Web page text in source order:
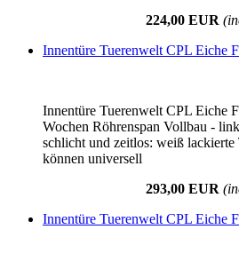
224,00 EUR
Innentüre Tuerenwelt CPL Eiche
Innentüre Tuerenwelt CPL Eiche
Wochen Röhrenspan Vollbau -
schlicht und zeitlos: weiß
können universell
293,00 EUR
Innentüre Tuerenwelt CPL Eiche